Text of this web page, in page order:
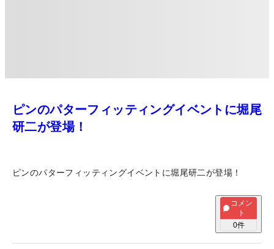
ピンのパターフィッティングイベントに堀尾
研二が登場！
ピンのパターフィッティングイベントに堀尾研二が登場！
コメン
ト
0件